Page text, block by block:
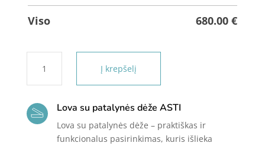
Viso 680.00€
kiekis:
Lova
patalynės
dėže
BREMEN
Į krepšelį
Lova su patalynės dėže ASTI
Lova su patalynės dėže – praktiškas ir
funkcionalus pasirinkimas, kuris išlieka